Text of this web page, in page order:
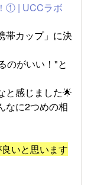
① | UCCラボ
帯カップ」に決
のがいい！"と
と感じました🌟
なに2つめの相
いと思います